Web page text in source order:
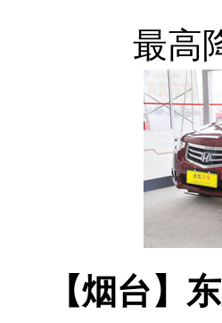
最高
【烟台】